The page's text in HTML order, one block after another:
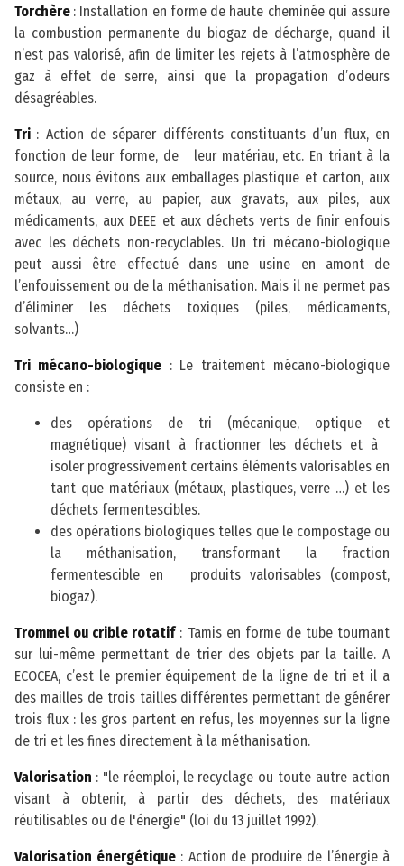
Torchère : Installation en forme de haute cheminée qui assure
la combustion permanente du biogaz de décharge, quand il
n’est pas valorisé, afin de limiter les rejets à l’atmosphère de
gaz à effet de serre, ainsi que la propagation d’odeurs
désagréables.
Tri : Action de séparer différents constituants d’un flux, en
fonction de leur forme, de leur matériau, etc. En triant à la
source, nous évitons aux emballages plastique et carton, aux
métaux, au verre, au papier, aux gravats, aux piles, aux
médicaments, aux DEEE et aux déchets verts de finir enfouis
avec les déchets non-recyclables. Un tri mécano-biologique
peut aussi être effectué dans une usine en amont de
l’enfouissement ou de la méthanisation. Mais il ne permet pas
d’éliminer les déchets toxiques (piles, médicaments,
solvants…)
Tri mécano-biologique: Le traitement mécano-biologique
consiste en :
des opérations de tri (mécanique, optique et
magnétique) visant à fractionner les déchets et à
isoler progressivement certains éléments valorisables en
tant que matériaux (métaux, plastiques, verre …) et les
déchets fermentescibles.
des opérations biologiques telles que le compostage ou
la méthanisation, transformant la fraction
fermentescible en produits valorisables (compost,
biogaz).
Trommel ou crible rotatif: Tamis en forme de tube tournant
sur lui-même permettant de trier des objets par la taille. A
ECOCEA, c’est le premier équipement de la ligne de tri et il a
des mailles de trois tailles différentes permettant de générer
trois flux : les gros partent en refus, les moyennes sur la ligne
de tri et les fines directement à la méthanisation.
Valorisation : "le réemploi, le recyclage ou toute autre action
visant à obtenir, à partir des déchets, des matériaux
réutilisables ou de l'énergie" (loi du 13 juillet 1992).
Valorisation énergétique: Action de produire de l’énergie à